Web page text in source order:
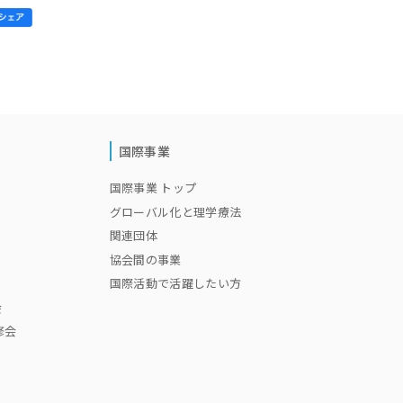
会
国際事業
国際事業 トップ
グローバル化と理学療法
関連団体
協会間の事業
国際活動で活躍したい方